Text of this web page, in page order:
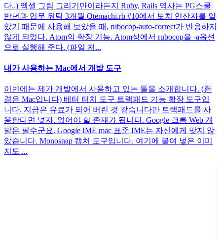
다..) 엑셀 그림 그리기만이라든지 Ruby, Rails 역사는 PG스쿨
반년과 업무 위탁 3개월 Otemachi.rb #10에서 보치 연산자를 알
았기 때문에 사용해 보았을 때, rubocop-auto-correct가 반응하지
않게 되었다. Atom의 확장 기능. Atom상에서 rubocop을 -a옵션
으로 실행해 준다. (파일 저...
내가 사용하는 Mac에서 개발 도구
이번에는 제가 개발에서 사용하고 있는 툴을 소개합니다. (환
경은 Mac입니다) 베터 터치 도구 트랙패드 기능 확장 도구입
니다. 지금은 유료가 되어 버린 것 같습니다만 트랙패드를 사
용한다면 넣자. 없어야 할 존재가 됩니다. Google 크롬 Web 개
발은 필수군요. Google IME mac 표준 IME는 자신에게 맞지 않
았습니다. Monosnap 캡처 도구입니다. 여기에 붙여 넣은 이미
지도 ...